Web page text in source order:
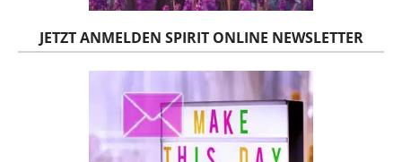
JETZT ANMELDEN SPIRIT ONLINE NEWSLETTER